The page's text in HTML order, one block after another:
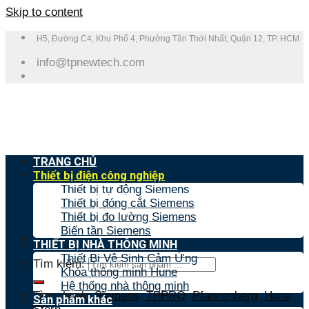
Skip to content
H5, Đường C4, Khu Phố 4, Phường Tân Thới Nhất, Quận 12, TP. HCM
info@tpnewtech.com
Tìm kiếm:
Tìm nhanh:Siemens,TPPRO,Pfannenberg,Hune,
TRANG CHỦ
Thiết bị điện công nghiệp
Thiết bị tự động Siemens
Thiết bị đóng cắt Siemens
Thiết bị đo lường Siemens
Biến tần Siemens
THIẾT BỊ NHÀ THÔNG MINH
Thiết Bị Vệ Sinh Cảm Ứng
Khóa thông minh Hune
Hệ thống nhà thông minh
Sản phẩm khác